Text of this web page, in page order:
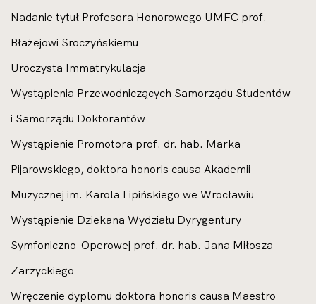
Nadanie tytuł Profesora Honorowego UMFC prof.
Błażejowi Sroczyńskiemu
Uroczysta Immatrykulacja
Wystąpienia Przewodniczących Samorządu Studentów
i Samorządu Doktorantów
Wystąpienie Promotora prof. dr. hab. Marka
Pijarowskiego, doktora honoris causa Akademii
Muzycznej im. Karola Lipińskiego we Wrocławiu
Wystąpienie Dziekana Wydziału Dyrygentury
Symfoniczno-Operowej prof. dr. hab. Jana Miłosza
Zarzyckiego
Wręczenie dyplomu doktora honoris causa Maestro